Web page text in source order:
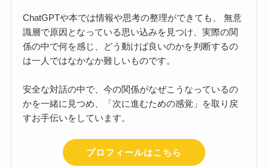
ChatGPTや本では情報や思考の整理ができても、 無意
識層で原因となっている思い込みを見つけ、実際の関
係の中で何を感じ、どう動けば良いのかを判断するの
は一人ではなかなか難しいものです。
安全な対話の中で、今の関係がなぜこうなっているの
かを一緒に見つめ、「次に進むための感覚」を取り戻
すお手伝いをしています。
プロフィールはこちら